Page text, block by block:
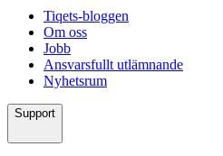
Tiqets-bloggen
Om oss
Jobb
Ansvarsfullt utlämnande
Nyhetsrum
Support